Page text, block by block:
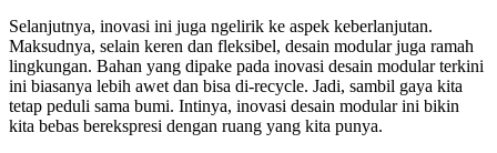
Selanjutnya, inovasi ini juga ngelirik ke aspek keberlanjutan.
Maksudnya, selain keren dan fleksibel, desain modular juga ramah
lingkungan. Bahan yang dipake pada inovasi desain modular terkini
ini biasanya lebih awet dan bisa di-recycle. Jadi, sambil gaya kita
tetap peduli sama bumi. Intinya, inovasi desain modular ini bikin
kita bebas berekspresi dengan ruang yang kita punya.